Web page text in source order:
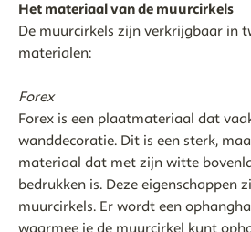
Het materiaal van de muurcirkels
De muurcirkels zijn verkrijgbaar in
materialen:
Forex
Forex is een plaatmateriaal dat
wanddecoratie. Dit is een sterk,
materiaal dat met zijn witte
bedrukken is. Deze eigenschappen
muurcirkels. Er wordt een
waarmee je de muurcirkel kunt